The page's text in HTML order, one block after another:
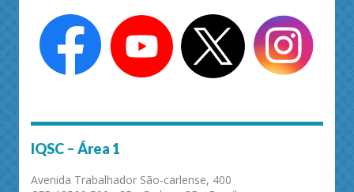
IQSC – Área 1
Avenida Trabalhador São-carlense, 400